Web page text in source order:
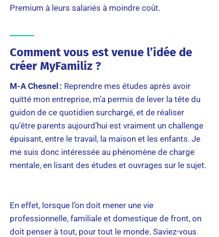
Premium à leurs salariés à moindre coût.
Comment vous est venue l’idée de
créer MyFamiliz ?
M-A Chesnel : Reprendre mes études après avoir
quitté mon entreprise, m’a permis de lever la tête du
guidon de ce quotidien surchargé, et de réaliser
qu’être parents aujourd’hui est vraiment un challenge
épuisant, entre le travail, la maison et les enfants. Je
me suis donc intéressée au phénomène de charge
mentale, en lisant des études et ouvrages sur le sujet.
En effet, lorsque l’on doit mener une vie
professionnelle, familiale et domestique de front, on
doit penser à tout, pour tout le monde. Saviez-vous